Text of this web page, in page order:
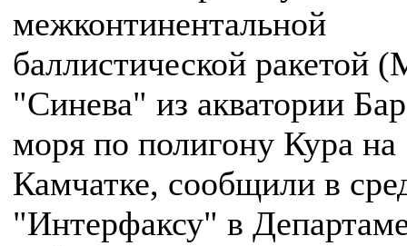
межконтинентальной
баллистической ракетой
"Синева" из акватории
моря по полигону Кура на
Камчатке, сообщили в
"Интерфаксу" в